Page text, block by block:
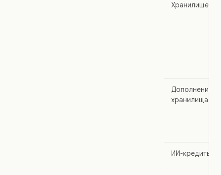
Хранилище
Дополнения
хранилища
ИИ-кредиты